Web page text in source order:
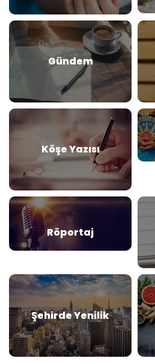
Gündem
Köşe Yazısı
Röportaj
Şehirde Yenilik